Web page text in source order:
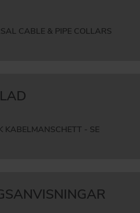
CABLE & PIPE COLLARS
KABELMANSCHETT - SE